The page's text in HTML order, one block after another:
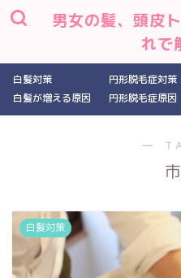
男女の髪、頭皮
れで
白髪対策
白髪が増える原因
円形脱毛症対策
円形脱毛症原因
―
白髪対策